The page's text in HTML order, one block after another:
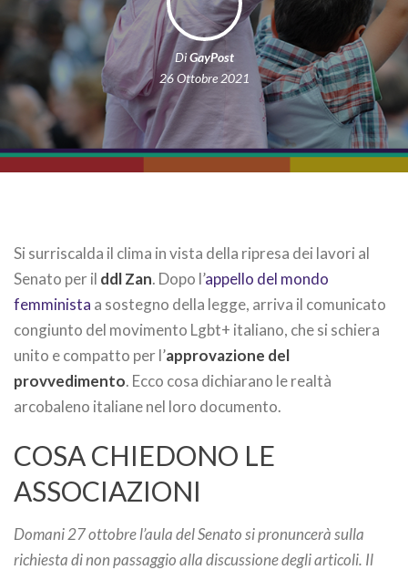
DiGayPost
26 Ottobre 2021
Si surriscalda il clima in vista della ripresa dei lavori al
Senato per il ddl Zan. Dopo l’appello del mondo
femminista a sostegno della legge, arriva il comunicato
congiunto del movimento Lgbt+ italiano, che si schiera
unito e compatto per l’approvazione del
provvedimento. Ecco cosa dichiarano le realtà
arcobaleno italiane nel loro documento.
COSA CHIEDONO LE
ASSOCIAZIONI
Domani 27 ottobre l’aula del Senato si pronuncerà sulla
richiesta di non passaggio alla discussione degli articoli. Il